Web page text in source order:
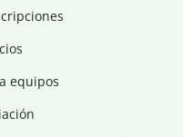
equipos